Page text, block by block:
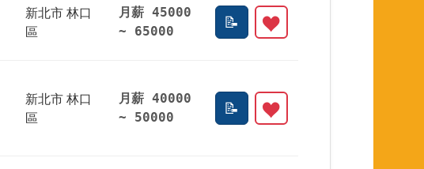
新北市 林口
區
月薪 45000
~ 65000
新北市 林口
區
月薪 40000
~ 50000